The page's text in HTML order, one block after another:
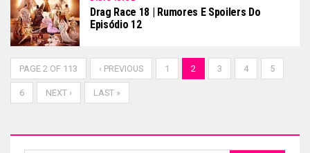
Drag Race 18 | Rumores E Spoilers Do
Episódio 12
PAGE 2 OF 113 ‹ PREVIOUS 1 2 3 4 5
6 NEXT › LAST »